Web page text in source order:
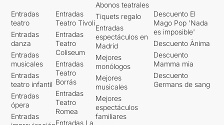
Entradas
teatro
Entradas
danza
Entradas
musicales
Entradas
teatro infantil
Entradas
ópera
Entradas
Entradas
Teatro Tívoli
Entradas
Teatro
Coliseum
Entradas
Teatro
Borrás
Entradas
Teatro
Romea
Entradas La
Abonos teatrales
Tiquets regalo
Entradas
espectáculos en
Madrid
Mejores
monólogos
Mejores
musicales
Mejores
espectáculos
familiares
Descuento El
Mago Pop 'Nada
es imposible'
Descuento Ànima
Descuento
Mamma mia
Descuento
Germans de sang